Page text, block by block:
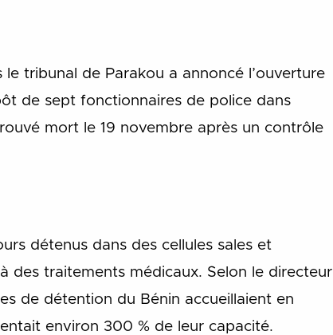
tribunal de Parakou a annoncé l’ouverture
de sept fonctionnaires de police dans
mort le 19 novembre après un contrôle
détenus dans des cellules sales et
des traitements médicaux. Selon le directeur
de détention du Bénin accueillaient en
environ 300 % de leur capacité.